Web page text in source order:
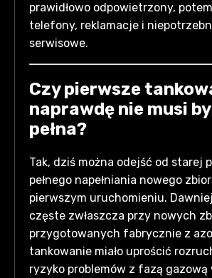
prawidłowo odpowietrzony,
telefony, reklamacje i
serwisowe.
Czy pierwsze
naprawdę nie musi
pełna?
Tak, dziś można odejść od starej
pełnego napełniania nowego
pierwszym uruchomieniu.
częste zwłaszcza przy nowych
przygotowanych fabrycznie z
tankowanie miało uprościć
ryzyko problemów z fazą gazową